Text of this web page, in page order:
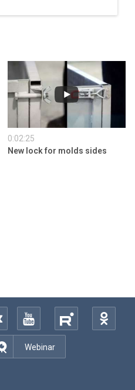
0:02:25
New lock for molds sides
Webinar